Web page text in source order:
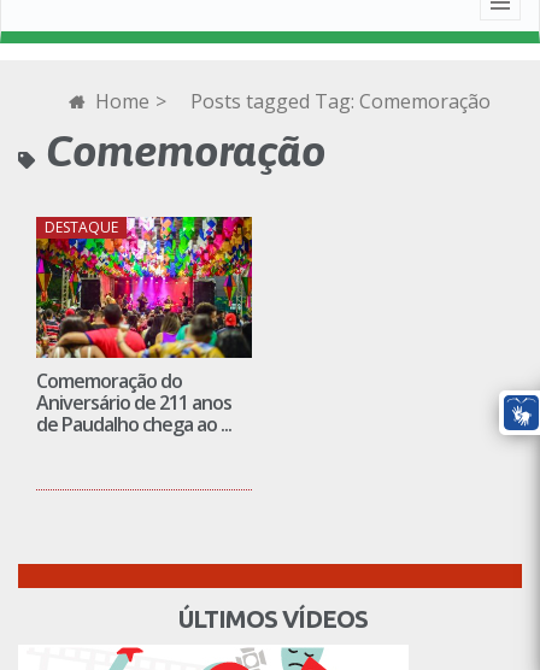
Home > Posts tagged Tag: Comemoração
Comemoração
DESTAQUE
Comemoração do
Aniversário de 211 anos
de Paudalho chega ao ...
ÚLTIMOS VÍDEOS